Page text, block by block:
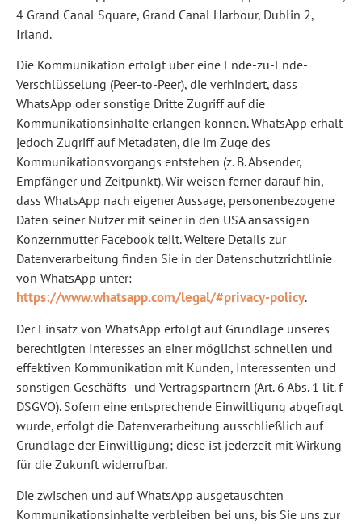
4 Grand Canal Square, Grand Canal Harbour, Dublin 2,
Irland.
Die Kommunikation erfolgt über eine Ende-zu-Ende-
Verschlüsselung (Peer-to-Peer), die verhindert, dass
WhatsApp oder sonstige Dritte Zugriff auf die
Kommunikationsinhalte erlangen können. WhatsApp erhält
jedoch Zugriff auf Metadaten, die im Zuge des
Kommunikationsvorgangs entstehen (z. B. Absender,
Empfänger und Zeitpunkt). Wir weisen ferner darauf hin,
dass WhatsApp nach eigener Aussage, personenbezogene
Daten seiner Nutzer mit seiner in den USA ansässigen
Konzernmutter Facebook teilt. Weitere Details zur
Datenverarbeitung finden Sie in der Datenschutzrichtlinie
von WhatsApp unter:
https://www.whatsapp.com/legal/#privacy-policy.
Der Einsatz von WhatsApp erfolgt auf Grundlage unseres
berechtigten Interesses an einer möglichst schnellen und
effektiven Kommunikation mit Kunden, Interessenten und
sonstigen Geschäfts- und Vertragspartnern (Art. 6 Abs. 1 lit. f
DSGVO). Sofern eine entsprechende Einwilligung abgefragt
wurde, erfolgt die Datenverarbeitung ausschließlich auf
Grundlage der Einwilligung; diese ist jederzeit mit Wirkung
für die Zukunft widerrufbar.
Die zwischen und auf WhatsApp ausgetauschten
Kommunikationsinhalte verbleiben bei uns, bis Sie uns zur